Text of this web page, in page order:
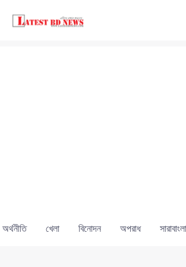
অর্থনীতি খেলা বিনোদন অপরাধ সারাবাংলা